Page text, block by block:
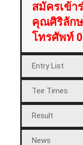
สมัครเข้า
คุณศิริลัก
โทรศัพท์
Entry List
Tee Times
Result
News